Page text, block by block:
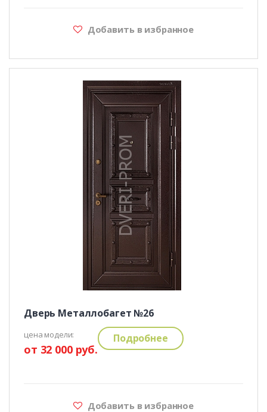
Добавить в избранное
Дверь Металлобагет №26
цена модели:
от 32 000 руб.
Подробнее
Добавить в избранное